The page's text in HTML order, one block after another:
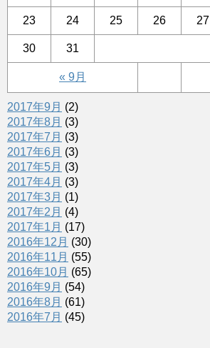
« 9月
23 24 25 26 27
30 31
2017年9月 (2)
2017年8月 (3)
2017年7月 (3)
2017年6月 (3)
2017年5月 (3)
2017年4月 (3)
2017年3月 (1)
2017年2月 (4)
2017年1月 (17)
2016年12月 (30)
2016年11月 (55)
2016年10月 (65)
2016年9月 (54)
2016年8月 (61)
2016年7月 (45)